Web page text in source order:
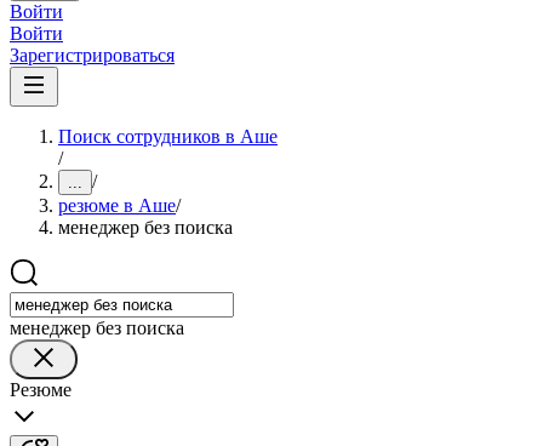
Войти
Войти
Зарегистрироваться
Поиск сотрудников в Аше
/
... /
резюме в Аше/
менеджер без поиска
менеджер без поиска
Резюме